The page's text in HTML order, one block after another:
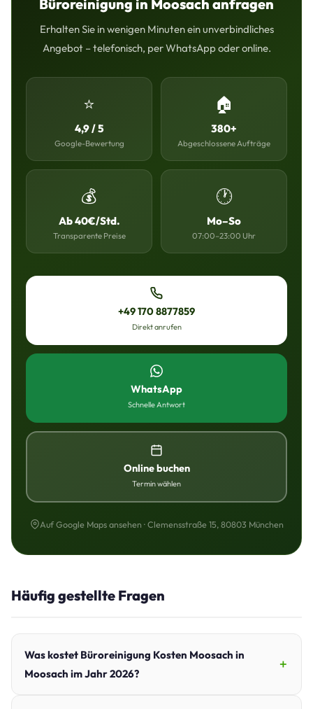
Büroreinigung in Moosach anfragen
Erhalten Sie in wenigen Minuten ein unverbindliches
Angebot – telefonisch, per WhatsApp oder online.
⭐
4,9 / 5
Google-Bewertung
🏠
380+
Abgeschlossene Aufträge
💰
Ab 40€/Std.
Transparente Preise
🕐
Mo–So
07:00–23:00 Uhr
+49 170 8877859
Direkt anrufen
WhatsApp
Schnelle Antwort
Online buchen
Termin wählen
Auf Google Maps ansehen · Clemensstraße 15, 80803 München
Häufig gestellte Fragen
Was kostet Büroreinigung Kosten Moosach in
Moosach im Jahr 2026?